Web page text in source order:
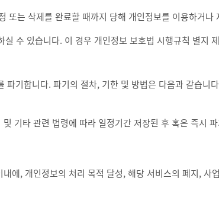
는 삭제를 완료할 때까지 당해 개인정보를 이용하거나
수 있습니다. 이 경우 개인정보 보호법 시행규칙 별지
기합니다. 파기의 절차, 기한 및 방법은 다음과 같습니
기타 관련 법령에 따라 일정기간 저장된 후 혹은 즉시
에, 개인정보의 처리 목적 달성, 해당 서비스의 폐지, 사